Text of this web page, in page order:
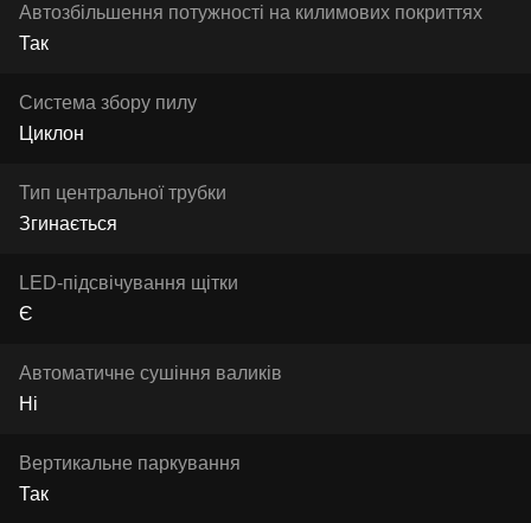
Автозбільшення потужності на килимових покриттях
Так
Система збору пилу
Циклон
Тип центральної трубки
Згинається
LED-підсвічування щітки
Є
Автоматичне сушіння валиків
Ні
Вертикальне паркування
Так